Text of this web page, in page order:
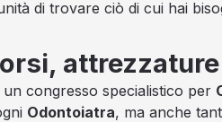
di trovare ciò di cui hai
congresso specialistico per
Odontoiatra, ma anche